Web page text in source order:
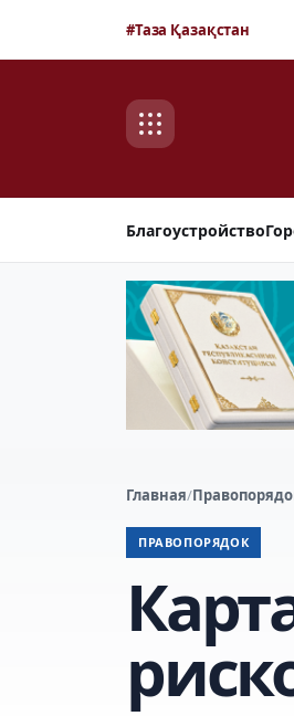
#Таза Қазақстан
Благоустройство
Главная/
ПРАВОПОРЯДОК